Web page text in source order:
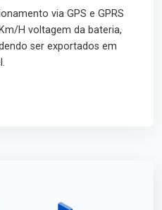
via GPS e GPRS
H voltagem da bateria,
ser exportados em